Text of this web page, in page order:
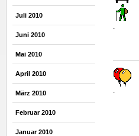
Juli 2010
Juni 2010
Mai 2010
April 2010
März 2010
Februar 2010
Januar 2010
.